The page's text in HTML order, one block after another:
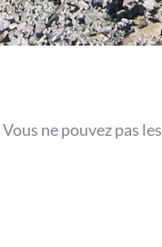
ne pouvez pas les